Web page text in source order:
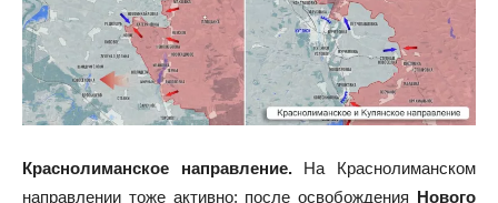
Краснолиманское направление. На Краснолиманском
направлении тоже активно: после освобождения Нового